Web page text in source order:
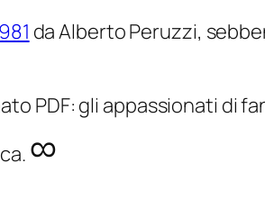
da Alberto Peruzzi,
PDF: gli appassionati di
∞